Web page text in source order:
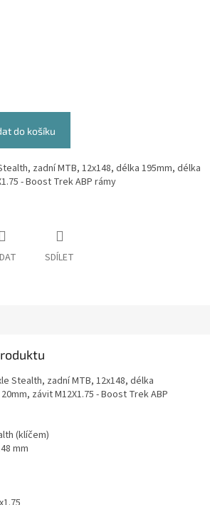
do košíku
zadní MTB, 12x148, délka 195mm, délka
- Boost Trek ABP rámy
SDÍLET
Stealth, zadní MTB, 12x148, délka
závit M12X1.75 - Boost Trek ABP
(klíčem)
mm